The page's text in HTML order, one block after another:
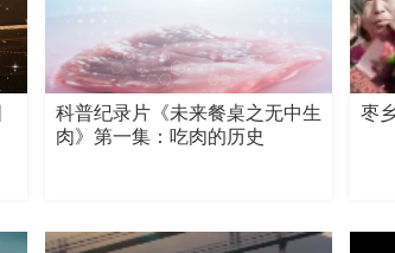
科普纪录片《未来餐桌之无中生
肉》第一集：吃肉的历史
枣